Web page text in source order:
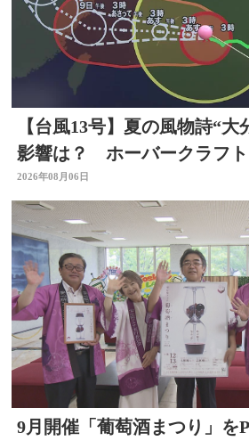
【台風13号】夏の風物詩“
影響は？ ホーバークラフト
2026年08月06日
9月開催「葡萄酒まつり」